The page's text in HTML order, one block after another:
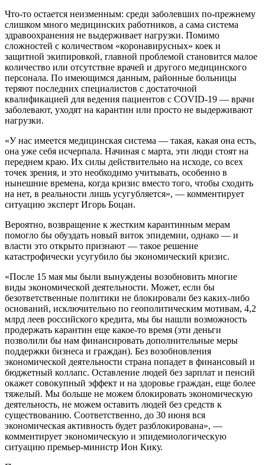
Что-то остается неизменным: среди заболевших по-прежнему
слишком много медицинских работников, а сама система
здравоохранения не выдерживает нагрузки. Помимо
сложностей с количеством «коронавирусных» коек и
защитной экипировкой, главной проблемой становится малое
количество или отсутствие врачей и другого медицинского
персонала. По имеющимся данным, районные больницы
теряют последних специалистов с достаточной
квалификацией для ведения пациентов с COVID-19 — врачи
заболевают, уходят на карантин или просто не выдерживают
нагрузки.
«У нас имеется медицинская система — такая, какая она есть,
она уже себя исчерпала. Начиная с марта, эти люди стоят на
переднем краю. Их силы действительно на исходе, со всех
точек зрения, и это необходимо учитывать, особенно в
нынешние времена, когда кризис вместо того, чтобы сходить
на нет, в реальности лишь усугубляется», — комментирует
ситуацию эксперт Игорь Боцан.
Вероятно, возвращение к жестким карантинным мерам
помогло бы обуздать новый виток эпидемии, однако — и
власти это открыто признают — такое решение
катастрофически усугубило бы экономический кризис.
«После 15 мая мы были вынуждены возобновить многие
виды экономической деятельности. Может, если бы
безответственные политики не блокировали без каких-либо
оснований, исключительно по геополитическим мотивам, 4,2
млрд леев российского кредита, мы бы нашли возможность
продержать карантин еще какое-то время (эти деньги
позволили бы нам финансировать дополнительные меры
поддержки бизнеса и граждан). Без возобновления
экономической деятельности страна попадет в финансовый и
бюджетный коллапс. Оставление людей без зарплат и пенсий
окажет совокупный эффект и на здоровье граждан, еще более
тяжелый. Мы больше не можем блокировать экономическую
деятельность, не можем оставить людей без средств к
существованию. Соответственно, до 30 июня вся
экономическая активность будет разблокирована», —
комментирует экономическую и эпидемиологическую
ситуацию премьер-министр Ион Кику.